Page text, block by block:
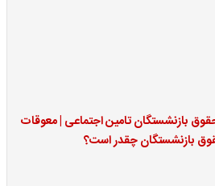
بازنشستگان تامین اجتماعی | معوقات
بازنشستگان چقدر است؟